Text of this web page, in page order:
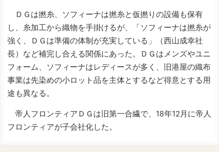
ＤＧは撚糸、ソフィーナは撚糸と仮撚りの設備も保有
し、糸加工から織物を手掛けるが、「ソフィーナは撚糸が
強く、ＤＧは準備の体制が充実している」（西山成幸社
長）など補完し合える関係にあった。ＤＧはメンズやユニ
フォーム、ソフィーナはレディースが多く、旧港屋の織布
事業は先染めの小ロット品を主体とするなど得意とする用
途も異なる。
帝人フロンティアＤＧは旧第一合繊で、18年12月に帝人
フロンティアが子会社化した。